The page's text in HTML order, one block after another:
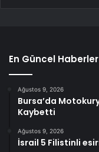
En Güncel Haberler
Ağustos 9, 2026
Bursa’da
Kaybetti
Ağustos 9, 2026
İsrail 5 Filistinli